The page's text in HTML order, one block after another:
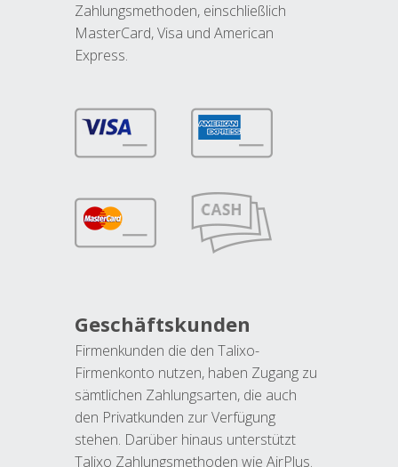
Zahlungsmethoden, einschließlich
MasterCard, Visa und American
Express.
Geschäftskunden
Firmenkunden die den Talixo-
Firmenkonto nutzen, haben Zugang zu
sämtlichen Zahlungsarten, die auch
den Privatkunden zur Verfügung
stehen. Darüber hinaus unterstützt
Talixo Zahlungsmethoden wie AirPlus.